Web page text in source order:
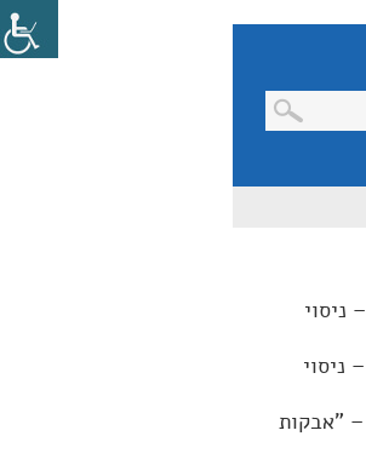
ניסוי מספר 1 – ניסוי
ניסוי מספר 2 – ניסוי
ניסוי מספר 3 – "אבקות